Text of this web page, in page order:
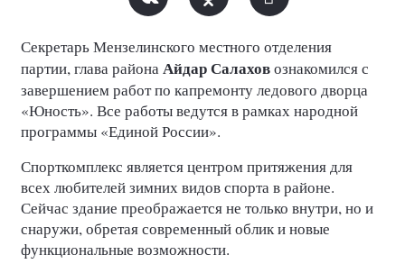
Секретарь Мензелинского местного отделения
партии, глава районаАйдар Салаховознакомился с
завершением работ по капремонту ледового дворца
«Юность». Все работы ведутся в рамках народной
программы «Единой России».
Спорткомплекс является центром притяжения для
всех любителей зимних видов спорта в районе.
Сейчас здание преображается не только внутри, но и
снаружи, обретая современный облик и новые
функциональные возможности.